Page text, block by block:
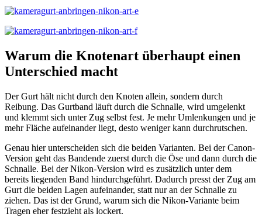
Warum die Knotenart überhaupt einen
Unterschied macht
Der Gurt hält nicht durch den Knoten allein, sondern durch
Reibung. Das Gurtband läuft durch die Schnalle, wird umgelenkt
und klemmt sich unter Zug selbst fest. Je mehr Umlenkungen und je
mehr Fläche aufeinander liegt, desto weniger kann durchrutschen.
Genau hier unterscheiden sich die beiden Varianten. Bei der Canon-
Version geht das Bandende zuerst durch die Öse und dann durch die
Schnalle. Bei der Nikon-Version wird es zusätzlich unter dem
bereits liegenden Band hindurchgeführt. Dadurch presst der Zug am
Gurt die beiden Lagen aufeinander, statt nur an der Schnalle zu
ziehen. Das ist der Grund, warum sich die Nikon-Variante beim
Tragen eher festzieht als lockert.